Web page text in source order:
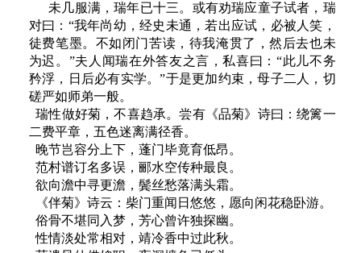
未几服满，瑞年已十三。或有劝瑞应童子试者，瑞
对曰：“我年尚幼，经史未通，若出应试，必被人笑，
徒费笔墨。不如闭门苦读，待我淹贯了，然后去也未
为迟。”夫人闻瑞在外答友之言，私喜曰：“此儿不务
矜浮，日后必有实学。”于是更加约束，母子二人，切
磋严如师弟一般。
瑞性做好菊，不喜趋承。尝有《品菊》诗曰：绕篱一
二费平章，五色迷离满径香。
晚节岂容分上下，蓬门毕竟育低昂。
范村谱订名多误，郦水空传种最良。
欲向澹中寻更澹，鬓丝愁落满头霜。
《伴菊》诗云：柴门重闻日悠悠，愿向闲花稳卧游。
俗骨不堪同入梦，芳心曾许独探幽。
性情淡处常相对，靖冷香中过此秋。